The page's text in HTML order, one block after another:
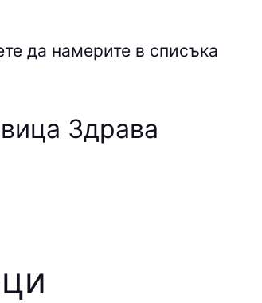
да намерите в списъка
Здрава